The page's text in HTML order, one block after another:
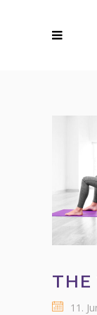
THE
11.